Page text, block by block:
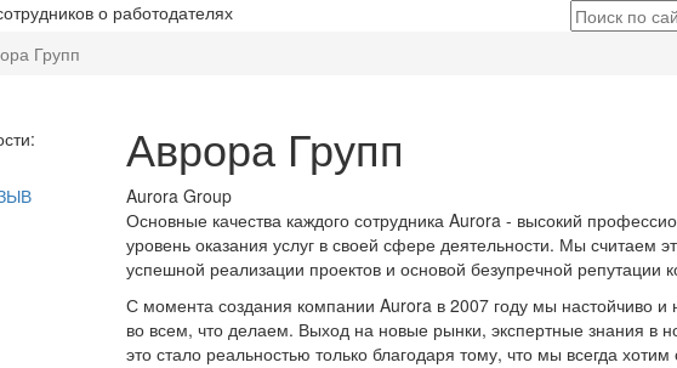
о работодателях
Групп
Аврора Групп
Aurora Group
Основные качества каждого сотрудника Aurora - высокий
уровень оказания услуг в своей сфере деятельности. Мы считаем
успешной реализации проектов и основой безупречной репутации
С момента создания компании Aurora в 2007 году мы настойчиво и
во всем, что делаем. Выход на новые рынки, экспертные знания в
это стало реальностью только благодаря тому, что мы всегда